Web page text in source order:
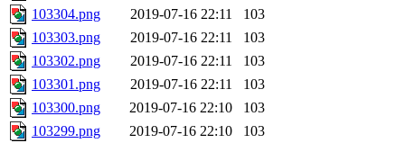
103304.png
2019-07-16 22:11
103
103303.png
2019-07-16 22:11
103
103302.png
2019-07-16 22:11
103
103301.png
2019-07-16 22:11
103
103300.png
2019-07-16 22:10
103
103299.png
2019-07-16 22:10
103